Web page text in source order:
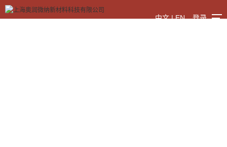
中文|EN 登录